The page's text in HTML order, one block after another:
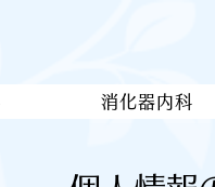
消化器内科